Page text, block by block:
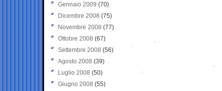
Gennaio 2009 (70)
Dicembre 2008 (75)
Novembre 2008 (77)
Ottobre 2008 (67)
Settembre 2008 (56)
Agosto 2008 (39)
Luglio 2008 (50)
Giugno 2008 (55)